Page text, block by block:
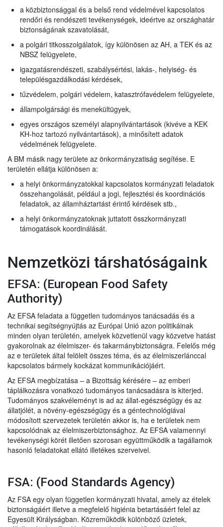
a közbiztonsággal és a belső rend védelmével kapcsolatos
rendőri és rendészeti tevékenységek, ideértve az országhatár
biztonságának szavatolását,
a polgári titkosszolgálatok, így különösen az AH, a TEK és az
NBSZ felügyelete,
igazgatásrendészeti, szabálysértési, lakás-, helyiség- és
településgazdálkodási kérdések,
tűzvédelem, polgári védelem, katasztrófavédelem felügyelete,
állampolgársági és menekültügyek,
egyes országos személyi alapnyilvántartások (kivéve a KEK
KH-hoz tartozó nyilvántartások), a minősített adatok
védelmének felügyelete.
A BM másik nagy területe az önkormányzatiság segítése. E
területén ellátja különösen a:
a helyi önkormányzatokkal kapcsolatos kormányzati feladatok
összehangolását, például a jogi, fejlesztési és koordinációs
feladatok, az államháztartást érintő kérdések stb.,
a helyi önkormányzatoknak juttatott összkormányzati
támogatások koordinálását.
Nemzetközi társhatóságaink
EFSA: (European Food Safety
Authority)
Az EFSA feladata a független tudományos tanácsadás és a
technikai segítségnyújtás az Európai Unió azon politikáinak
minden olyan területén, amelyek közvetlenül vagy közvetve hatást
gyakorolnak az élelmiszer- és takarmánybiztonságra. Felelős még
az e területek által felölelt összes téma, és az élelmiszerlánccal
kapcsolatos bármely kockázat kommunikációjáért.
Az EFSA megbízatása – a Bizottság kérésére – az emberi
táplálkozásra vonatkozó tudományos tanácsadásra is kiterjed.
Tudományos szakvéleményt is ad az állat-egészségügy és az
állatjólét, a növény-egészségügy és a géntechnológiával
módosított szervezetek területén akkor is, ha e területek nem
kapcsolódnak az élelmiszerbiztonsághoz. Az EFSA valamennyi
tevékenységi körét illetően szorosan együttműködik a tagállamok
hasonló feladatokat ellátó illetékes szerveivel.
FSA: (Food Standards Agency)
Az FSA egy olyan független kormányzati hivatal, amely az ételek
biztonságáért illetve a megfelelő higiénia betartásáért felel az
Egyesült Királyságban. Közreműködik különböző üzletek,